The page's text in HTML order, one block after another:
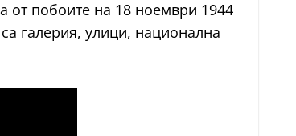
от побоите на 18 ноември 1944
галерия, улици, национална